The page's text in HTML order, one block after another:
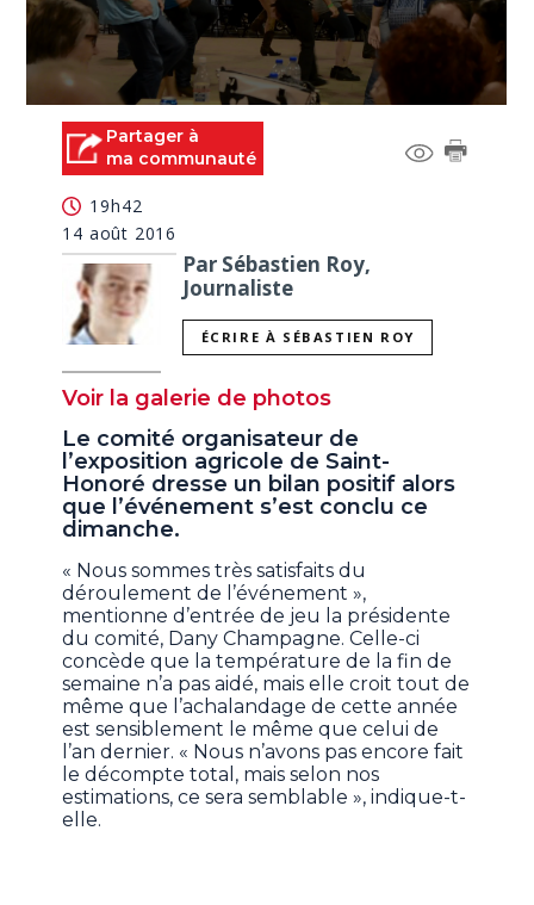
seconds
seconds
Partager à
ma communauté
19h42
14 août 2016
Par Sébastien Roy,
Journaliste
ÉCRIRE À SÉBASTIEN ROY
Voir la galerie de photos
Le comité organisateur de
l’exposition agricole de Saint-
Honoré dresse un bilan positif alors
que l’événement s’est conclu ce
dimanche.
« Nous sommes très satisfaits du
déroulement de l’événement »,
mentionne d’entrée de jeu la présidente
du comité, Dany Champagne. Celle-ci
concède que la température de la fin de
semaine n’a pas aidé, mais elle croit tout de
même que l’achalandage de cette année
est sensiblement le même que celui de
l’an dernier. « Nous n’avons pas encore fait
le décompte total, mais selon nos
estimations, ce sera semblable », indique-t-
elle.